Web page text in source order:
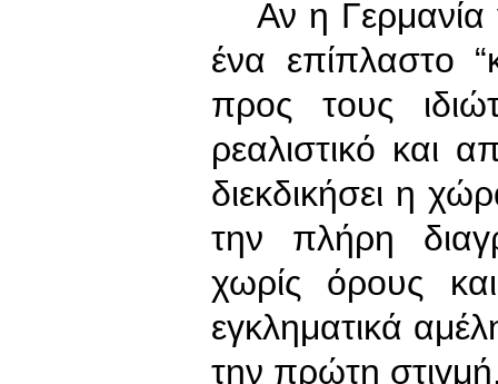
Αν η Γερμανία
ένα επίπλαστο
προς τους
ρεαλιστικό και
διεκδικήσει η
την πλήρη
χωρίς όρους
εγκληματικά
την πρώτη